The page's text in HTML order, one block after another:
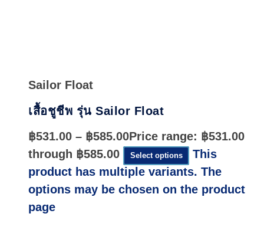
Sailor Float
เสื้อชูชีพ รุ่น Sailor Float
฿531.00 – ฿585.00Price range: ฿531.00
through ฿585.00
Select options
This
product has multiple variants. The
options may be chosen on the product
page